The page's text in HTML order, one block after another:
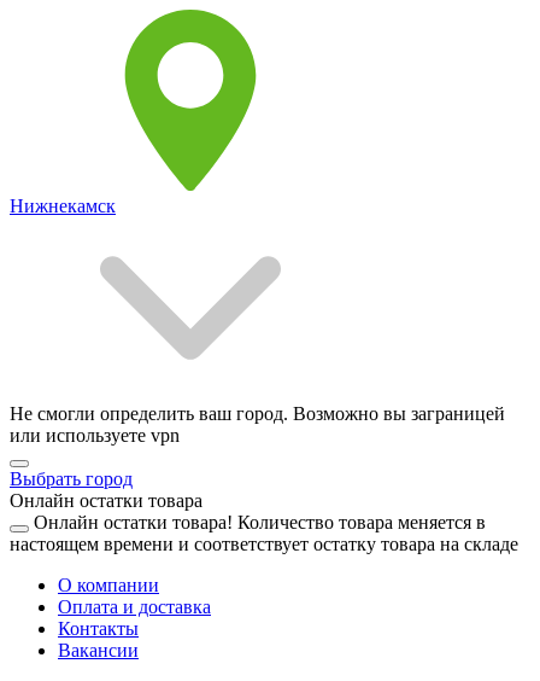
Нижнекамск
Не смогли определить ваш город. Возможно вы заграницей
или используете vpn
Выбрать город
Онлайн остатки товара
Онлайн остатки товара! Количество товара меняется в
настоящем времени и соответствует остатку товара на складе
О компании
Оплата и доставка
Контакты
Вакансии